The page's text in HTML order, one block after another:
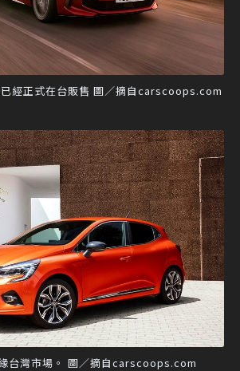
經正式在台販售 圖／摘自carscoops.com
台灣市場。 圖／摘自carscoops.com